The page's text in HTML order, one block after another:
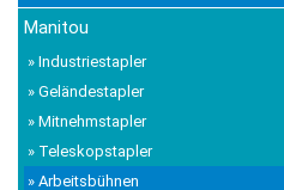
Manitou
» Industriestapler
» Geländestapler
» Mitnehmstapler
» Teleskopstapler
» Arbeitsbühnen